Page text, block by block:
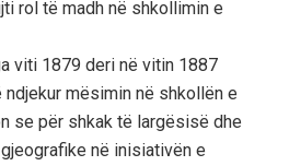
rol të madh në shkollimin e
viti 1879 deri në vitin 1887
mësimin në shkollën e
se për shkak të largësisë dhe
në inisiativën e